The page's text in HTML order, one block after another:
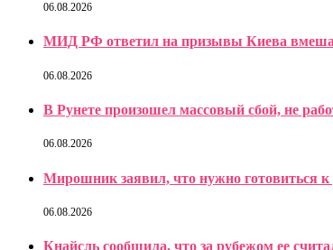
06.08.2026
МИД РФ ответил на призывы Киева
06.08.2026
В Рунете произошел массовый сбой, не
06.08.2026
Мирошник заявил, что нужно готовиться
06.08.2026
Кнайсль сообщила, что за рубежом ее